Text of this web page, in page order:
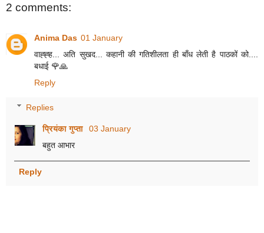
2 comments:
Anima Das 01 January
वाह्ह्ह... अति सुखद... कहानी की गतिशीलता ही बाँध लेती है पाठकों को....
बधाई 🌹🙏
Reply
Replies
प्रियंका गुप्ता
03 January
बहुत आभार
Reply